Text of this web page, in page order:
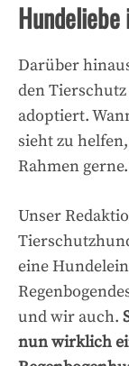
Darüber
den
adoptiert.
sieht zu
Rahmen gerne.
Unser
eine
und wir auch.
nun wirklich